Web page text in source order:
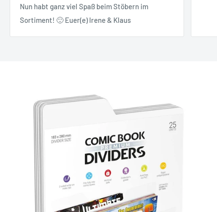
Nun habt ganz viel Spaß beim Stöbern im
Sortiment! 🙂 Euer(e) Irene & Klaus